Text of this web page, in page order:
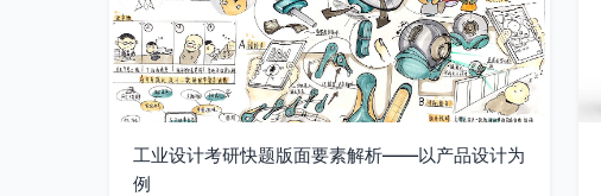
工业设计考研快题版面要素解析——以产品设计为
例